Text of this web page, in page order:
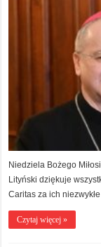
Niedziela Bożego
Lityński dziękuje
Caritas za ich niezwykłe
Czytaj więcej »